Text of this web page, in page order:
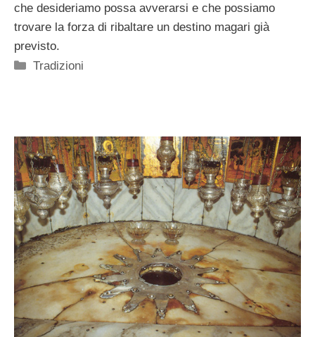
che desideriamo possa avverarsi e che possiamo
trovare la forza di ribaltare un destino magari già
previsto.
Categorie
Tradizioni